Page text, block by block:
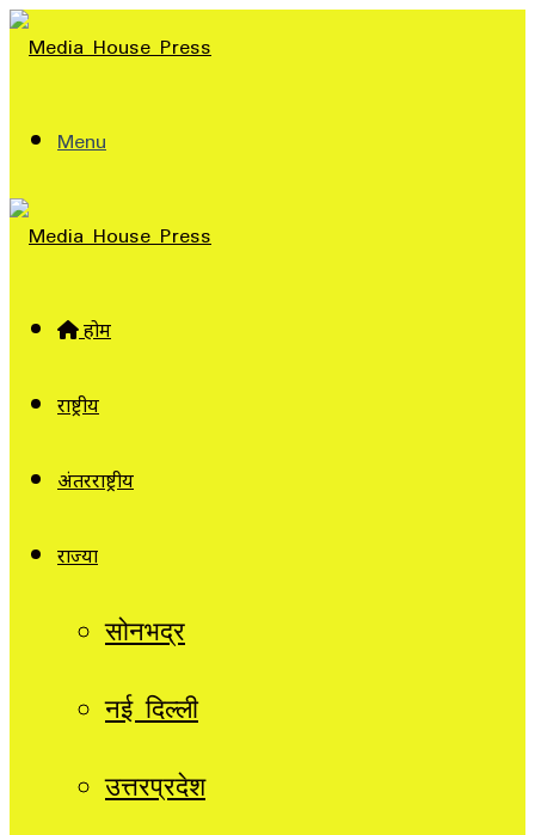
Menu
होम
राष्ट्रीय
अंतरराष्ट्रीय
राज्यों
सोनभद्र
नई दिल्ली
उत्तरप्रदेश